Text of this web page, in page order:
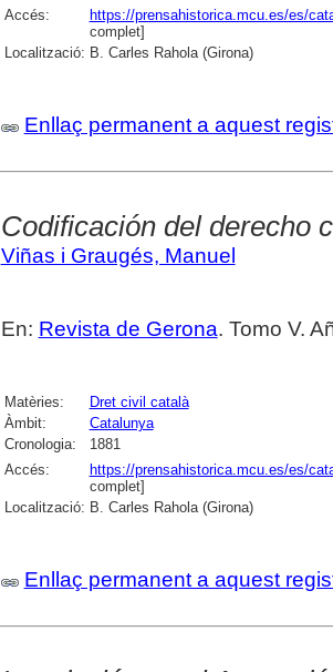
Accés:
https://prensahistorica.mcu.es/es/
complet]
Localització: B. Carles Rahola (Girona)
Enllaç permanent a aquest
Codificación del derecho
Viñas i Graugés, Manuel
En: Revista de Gerona. Tomo V.
Matèries:
Dret civil català
Àmbit:
Catalunya
Cronologia:
1881
Accés:
https://prensahistorica.mcu.es/es/
complet]
Localització: B. Carles Rahola (Girona)
Enllaç permanent a aquest